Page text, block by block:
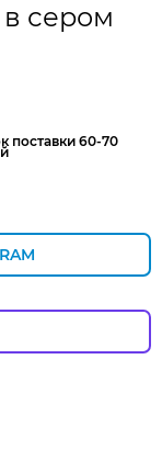
сером
поставки 60-70